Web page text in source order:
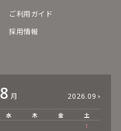
ご利用ガイド
採用情報
8 月 2026.09
水 木 金 土
1